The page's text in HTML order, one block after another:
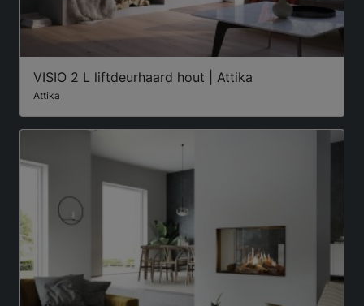
VISIO 2 L liftdeurhaard hout | Attika
Attika